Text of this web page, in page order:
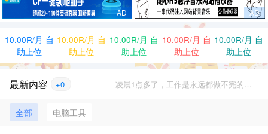
10.00R/月 自
助上位
10.00R/月 自
助上位
10.00R/月 自
助上位
10.00R/月 自
助上位
10.00R/月 自
助上位
最新内容 +0
全部 电脑工具